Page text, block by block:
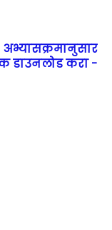
डाउनलोड करा -